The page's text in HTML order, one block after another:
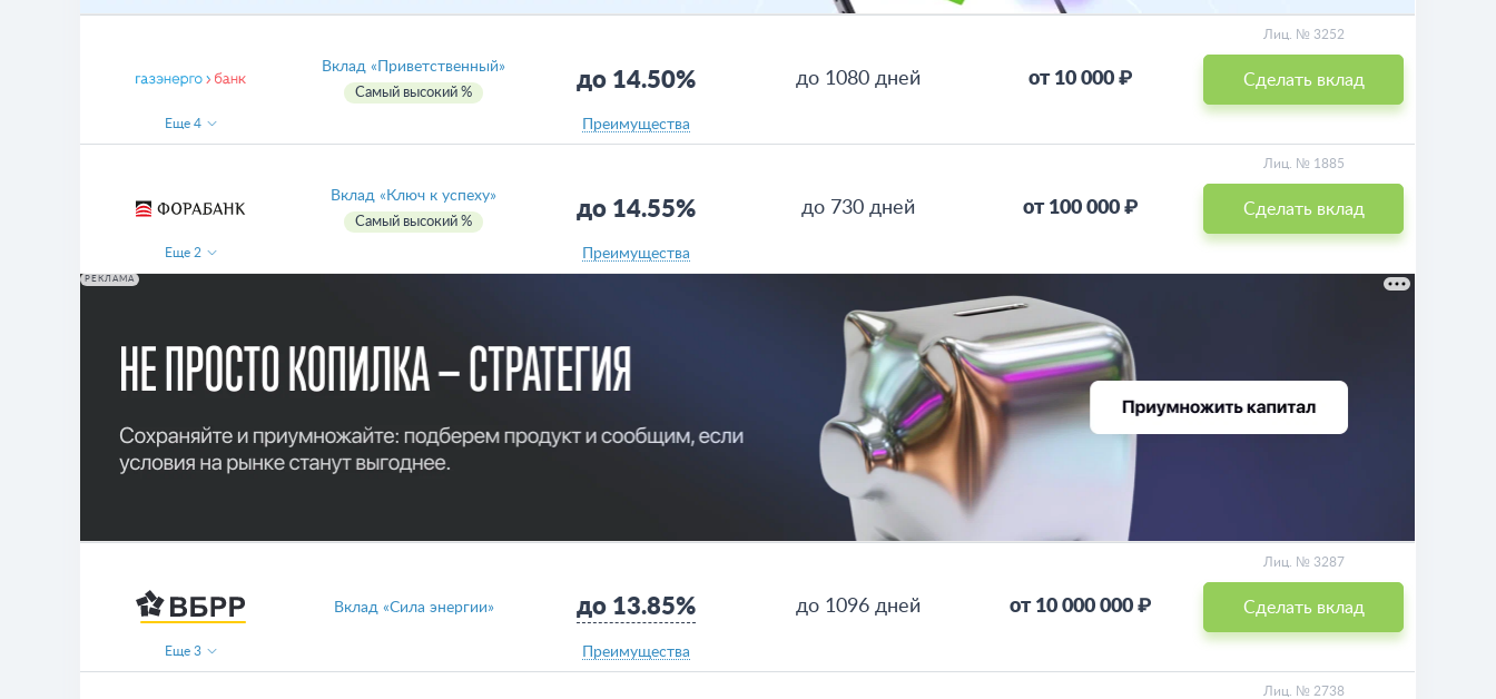
Вклад «Приветственный»
Самый высокий %
до 14.50%
Преимущества
до 1080 дней от 10 000 ₽
Лиц. № 3252
Сделать вклад
Еще 4
Вклад «Ключ к успеху»
Самый высокий %
до 14.55%
Преимущества
до 730 дней от 100 000 ₽
Лиц. № 1885
Сделать вклад
Еще 2
РЕКЛАМА
Вклад «Сила энергии» до 13.85%
Преимущества
до 1096 дней от 10 000 000 ₽
Лиц. № 3287
Сделать вклад
Еще 3
Лиц. № 2738